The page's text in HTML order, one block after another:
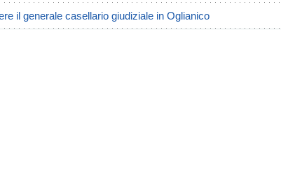
il generale casellario giudiziale in Oglianico